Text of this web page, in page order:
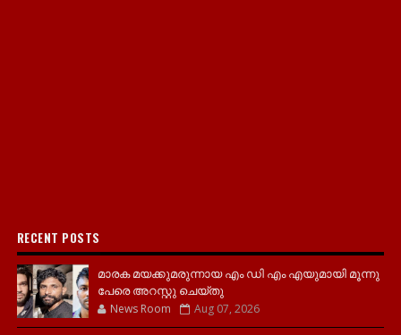
RECENT POSTS
മാരക മയക്കുമരുന്നായ എം ഡി എം എയുമായി മൂന്നു
പേരെ അറസ്റ്റു ചെയ്തു
News Room Aug 07, 2026